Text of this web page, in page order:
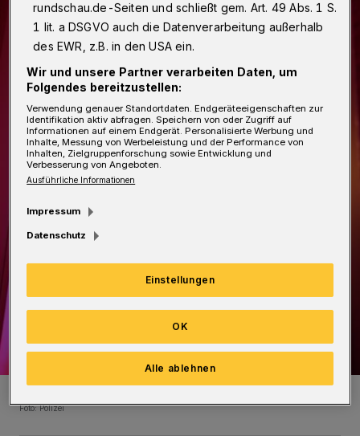
Foto: Polizei
rundschau.de-Seiten und schließt gem. Art. 49 Abs. 1 S.
1 lit. a DSGVO auch die Datenverarbeitung außerhalb
des EWR, z.B. in den USA ein.
Wir und unsere Partner verarbeiten Daten, um
Folgendes bereitzustellen:
Verwendung genauer Standortdaten. Endgeräteeigenschaften zur
Identifikation aktiv abfragen. Speichern von oder Zugriff auf
Informationen auf einem Endgerät. Personalisierte Werbung und
Inhalte, Messung von Werbeleistung und der Performance von
Inhalten, Zielgruppenforschung sowie Entwicklung und
Verbesserung von Angeboten.
Ausführliche Informationen
Impressum
Datenschutz
Einstellungen
Alle ablehnen
OK